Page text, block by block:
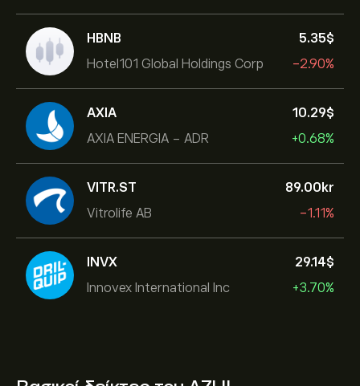
HBNB
Hotel101 Global Holdings Corp
5.35‎$‎
-2.90%
AXIA
AXIA ENERGIA - ADR
10.29‎$‎
+0.68%
VITR.ST
Vitrolife AB
89.00‎kr‎
-1.11%
INVX
Innovex International Inc
29.14‎$‎
+3.70%